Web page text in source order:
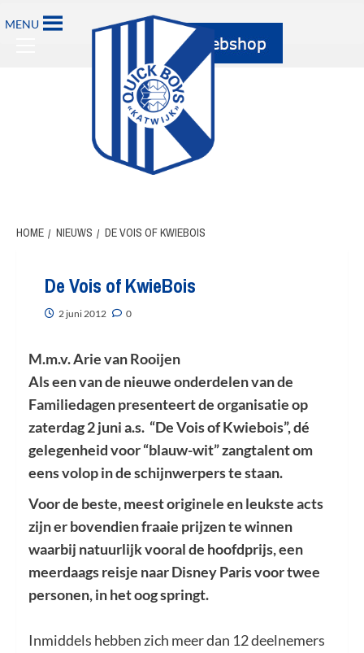
naar
MENU
Primary
HOME NIEUWS DE VOIS OF KWIEBOIS
De Vois of KwieBois
2 juni 2012 0
M.m.v. Arie van Rooijen
Als een van de nieuwe onderdelen van de
Familiedagen presenteert de organisatie op
zaterdag 2 juni a.s. “De Vois of Kwiebois”, dé
gelegenheid voor “blauw-wit” zangtalent om
eens volop in de schijnwerpers te staan.
Voor de beste, meest originele en leukste acts
zijn er bovendien fraaie prijzen te winnen
waarbij natuurlijk vooral de hoofdprijs, een
meerdaags reisje naar Disney Paris voor twee
personen, in het oog springt.
Inmiddels hebben zich meer dan 12 deelnemers